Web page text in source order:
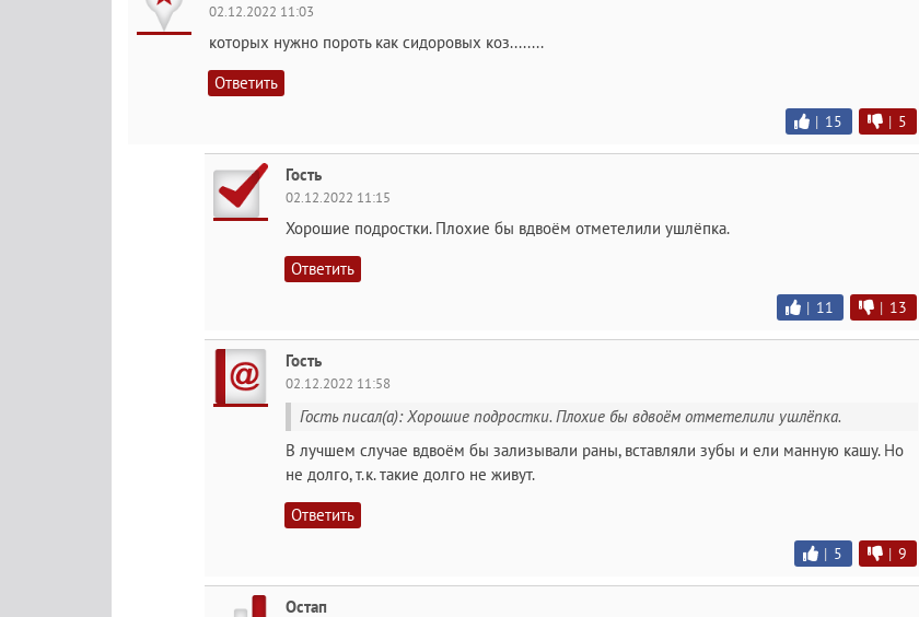
02.12.2022 11:03
которых нужно пороть как сидоровых коз........
Ответить
| 15 | 5
Гость
02.12.2022 11:15
Хорошие подростки. Плохие бы вдвоём отметелили ушлёпка.
Ответить
| 11 | 13
Гость
02.12.2022 11:58
Гость писал(а): Хорошие подростки. Плохие бы вдвоём отметелили ушлёпка.
В лучшем случае вдвоём бы зализывали раны, вставляли зубы и ели манную кашу. Но
не долго, т.к. такие долго не живут.
Ответить
| 5 | 9
Остап